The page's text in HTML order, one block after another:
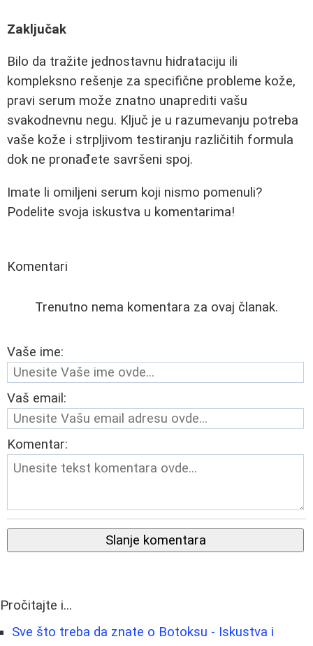
Zaključak
Bilo da tražite jednostavnu hidrataciju ili
kompleksno rešenje za specifične probleme kože,
pravi serum može znatno unaprediti vašu
svakodnevnu negu. Ključ je u razumevanju potreba
vaše kože i strpljivom testiranju različitih formula
dok ne pronađete savršeni spoj.
Imate li omiljeni serum koji nismo pomenuli?
Podelite svoja iskustva u komentarima!
Komentari
Trenutno nema komentara za ovaj članak.
Vaše ime:
Vaš email:
Komentar:
Slanje komentara
Pročitajte i...
Sve što treba da znate o Botoksu - Iskustva i